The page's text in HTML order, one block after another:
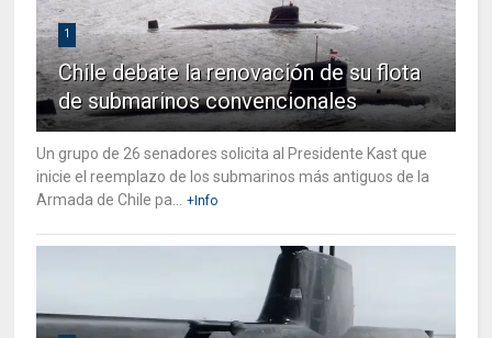
1
Chile debate la renovación de su flota
de submarinos convencionales
Un grupo de 26 senadores solicita al Presidente Kast que
inicie el reemplazo de los submarinos más antiguos de la
Armada de Chile pa... +Info